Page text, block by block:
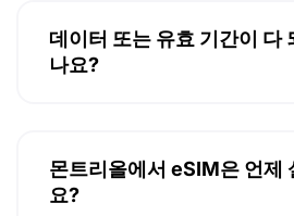
데이터 또는 유효 기간이 다
나요?
몬트리올에서 eSIM은 언제
요?